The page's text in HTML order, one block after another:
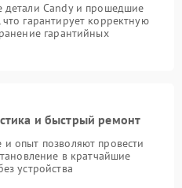
детали Candy и прошедшие
гарантирует корректную
гарантийных
и быстрый ремонт
опыт позволяют провести
в кратчайшие
устройства